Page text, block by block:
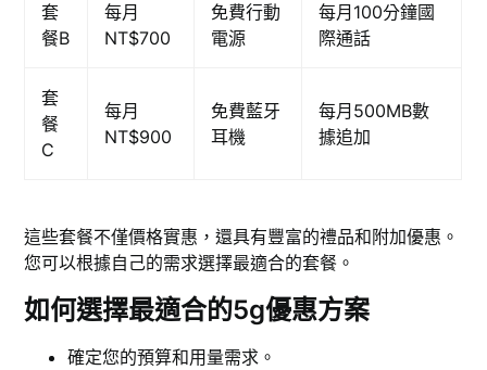
套
餐B
每月
NT$700
免費行動
電源
每月100分鐘國
際通話
套
餐
C
每月
NT$900
免費藍牙
耳機
每月500MB數
據追加
這些套餐不僅價格實惠，還具有豐富的禮品和附加優惠。
您可以根據自己的需求選擇最適合的套餐。
如何選擇最適合的5g優惠方案
確定您的預算和用量需求。